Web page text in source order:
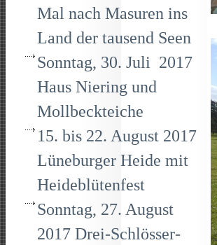
Mal nach Masuren ins
Land der tausend Seen
Sonntag, 30. Juli 2017
Haus Niering und
Mollbeckteiche
15. bis 22. August 2017
Lüneburger Heide mit
Heideblütenfest
Sonntag, 27. August
2017 Drei-Schlösser-